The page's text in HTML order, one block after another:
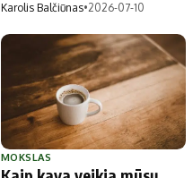
Karolis Balčiūnas•2026-07-10
MOKSLAS